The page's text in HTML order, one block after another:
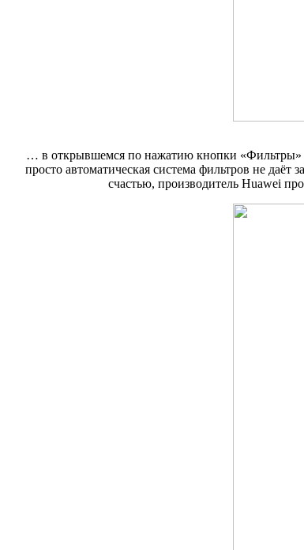
… в открывшемся по нажатию кнопки «Фильтры»
просто автоматическая система фильтров не
счастью, производитель Huawei